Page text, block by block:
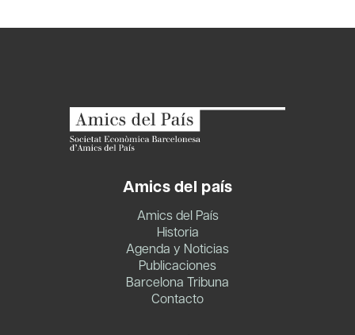
Amics del país
Amics del País
Historia
Agenda y Noticias
Publicaciones
Barcelona Tribuna
Contacto